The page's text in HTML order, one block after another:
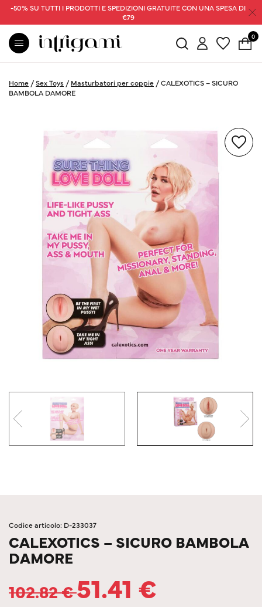
-50% SU TUTTI I PRODOTTI E SPEDIZIONI GRATUITE CON UNA SPESA DI
€79
0
Home /Sex Toys / Masturbatori per coppie /CALEXOTICS – SICURO
BAMBOLA DAMORE
Codice articolo: D-233037
CALEXOTICS – SICURO BAMBOLA
DAMORE
102.82€51.41 €